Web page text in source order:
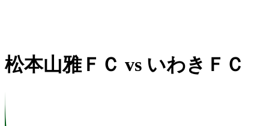
松本山雅ＦＣ vs いわきＦＣ